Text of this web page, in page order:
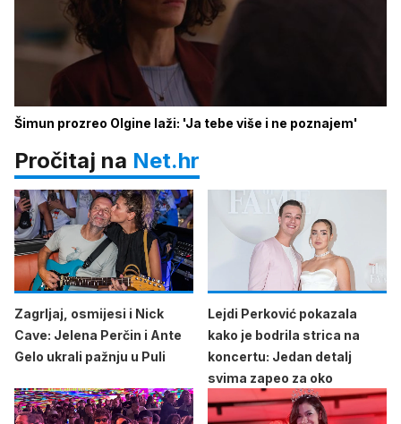
Šimun prozreo Olgine laži: 'Ja tebe više i ne poznajem'
Pročitaj na Net.hr
Zagrljaj, osmijesi i Nick
Cave: Jelena Perčin i Ante
Gelo ukrali pažnju u Puli
Lejdi Perković pokazala
kako je bodrila strica na
koncertu: Jedan detalj
svima zapeo za oko